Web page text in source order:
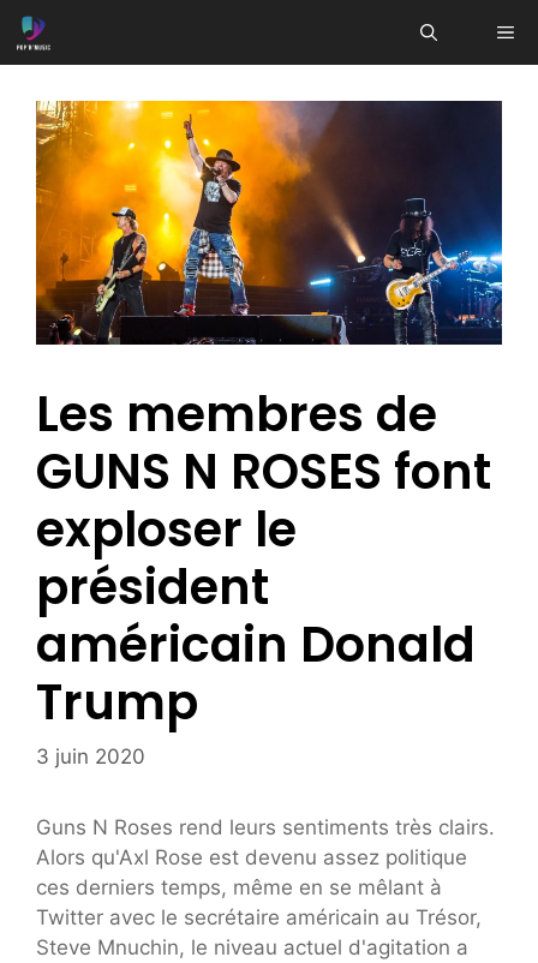
Aller
au
Les membres de
GUNS N ROSES font
exploser le
président
américain Donald
Trump
3 juin 2020
Guns N Roses rend leurs sentiments très clairs.
Alors qu'Axl Rose est devenu assez politique
ces derniers temps, même en se mêlant à
Twitter avec le secrétaire américain au Trésor,
Steve Mnuchin, le niveau actuel d'agitation a